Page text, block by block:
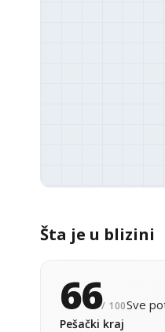
Šta je u blizini
66/ 100
Pešački kraj
Sve